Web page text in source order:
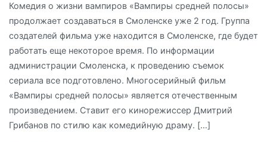
Комедия о жизни вампиров «Вампиры средней полосы»
продолжает создаваться в Смоленске уже 2 год. Группа
создателей фильма уже находится в Смоленске, где будет
работать еще некоторое время. По информации
администрации Смоленска, к проведению съемок
сериала все подготовлено. Многосерийный фильм
«Вампиры средней полосы» является отечественным
произведением. Ставит его кинорежиссер Дмитрий
Грибанов по стилю как комедийную драму. […]